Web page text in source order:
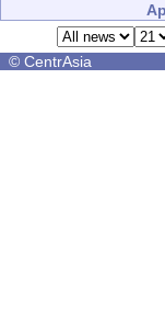
© CentrAsia